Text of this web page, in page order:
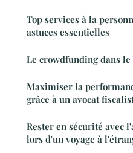
Top services à la
astuces essentielles
Le crowdfunding dans
Maximiser la
grâce à un avocat
Rester en sécurité avec
lors d'un voyage à